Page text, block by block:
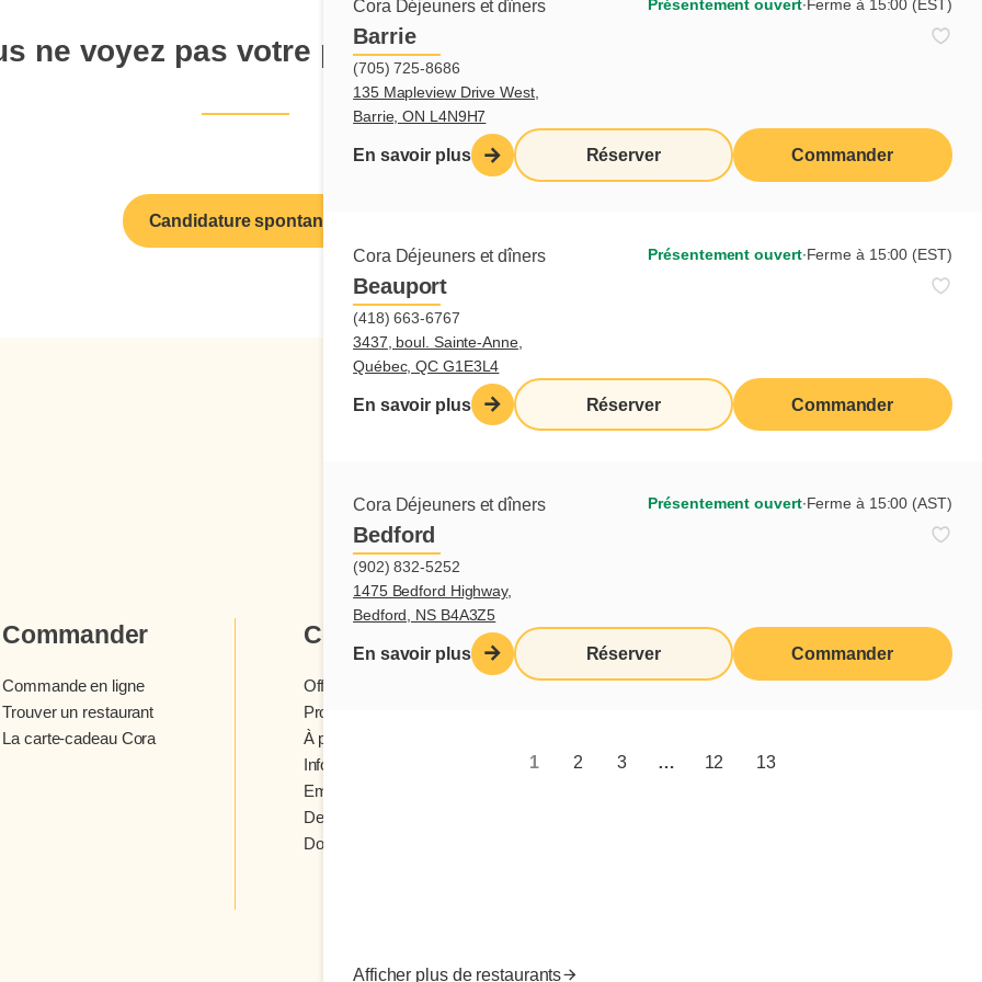
Cora Déjeuners et dîners Présentement ouvert∙Ferme à 15:00 (EST)
Barrie
(705) 725-8686
135 Mapleview Drive West,
Barrie, ON L4N9H7
En savoir plus Réserver Commander
Cora Déjeuners et dîners Présentement ouvert∙Ferme à 15:00 (EST)
Beauport
(418) 663-6767
3437, boul. Sainte-Anne,
Québec, QC G1E3L4
En savoir plus Réserver Commander
Cora Déjeuners et dîners Présentement ouvert∙Ferme à 15:00 (AST)
Bedford
(902) 832-5252
1475 Bedford Highway,
Bedford, NS B4A3Z5
En savoir plus Réserver Commander
1 2 3 … 12 13
Afficher plus de restaurants
ne voyez pas votre poste de rêve?
Candidature spontanée
Commander
Commande en ligne
Trouver un restaurant
La carte-cadeau Cora
Cora
Offres et concours
Programme fidélité Cora
À propos des restaurants Cora
Infolettre Cora
Emplois
Devenir franchisé
Donner votre avis
Liens utiles
Moi j'déjeune (Blogue)
Accès franchisés